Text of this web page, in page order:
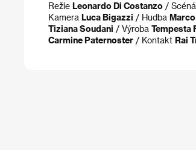
Režie Leonardo Di Costanzo /
Kamera Luca Bigazzi / Hudba
Tiziana Soudani / Výroba Tempesta
Carmine Paternoster / Kontakt Rai